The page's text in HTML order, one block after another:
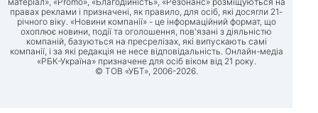
правах реклами і призначені, як правило, для осіб, які досягли 21-
річного віку. «Новини компанії» - це інформаційний формат, що
охоплює новини, події та оголошення, пов'язані з діяльністю
компаній, базуються на пресрелізах, які випускають самі
компанії, і за які редакція не несе відповідальність. Онлайн-медіа
«РБК-Україна» призначене для осіб віком від 21 року.
© ТОВ «УБТ», 2006-2026.